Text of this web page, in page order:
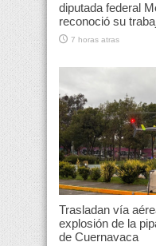
diputada federal
reconoció su
7 horas atras
Trasladan vía
explosión de la
de Cuernavaca